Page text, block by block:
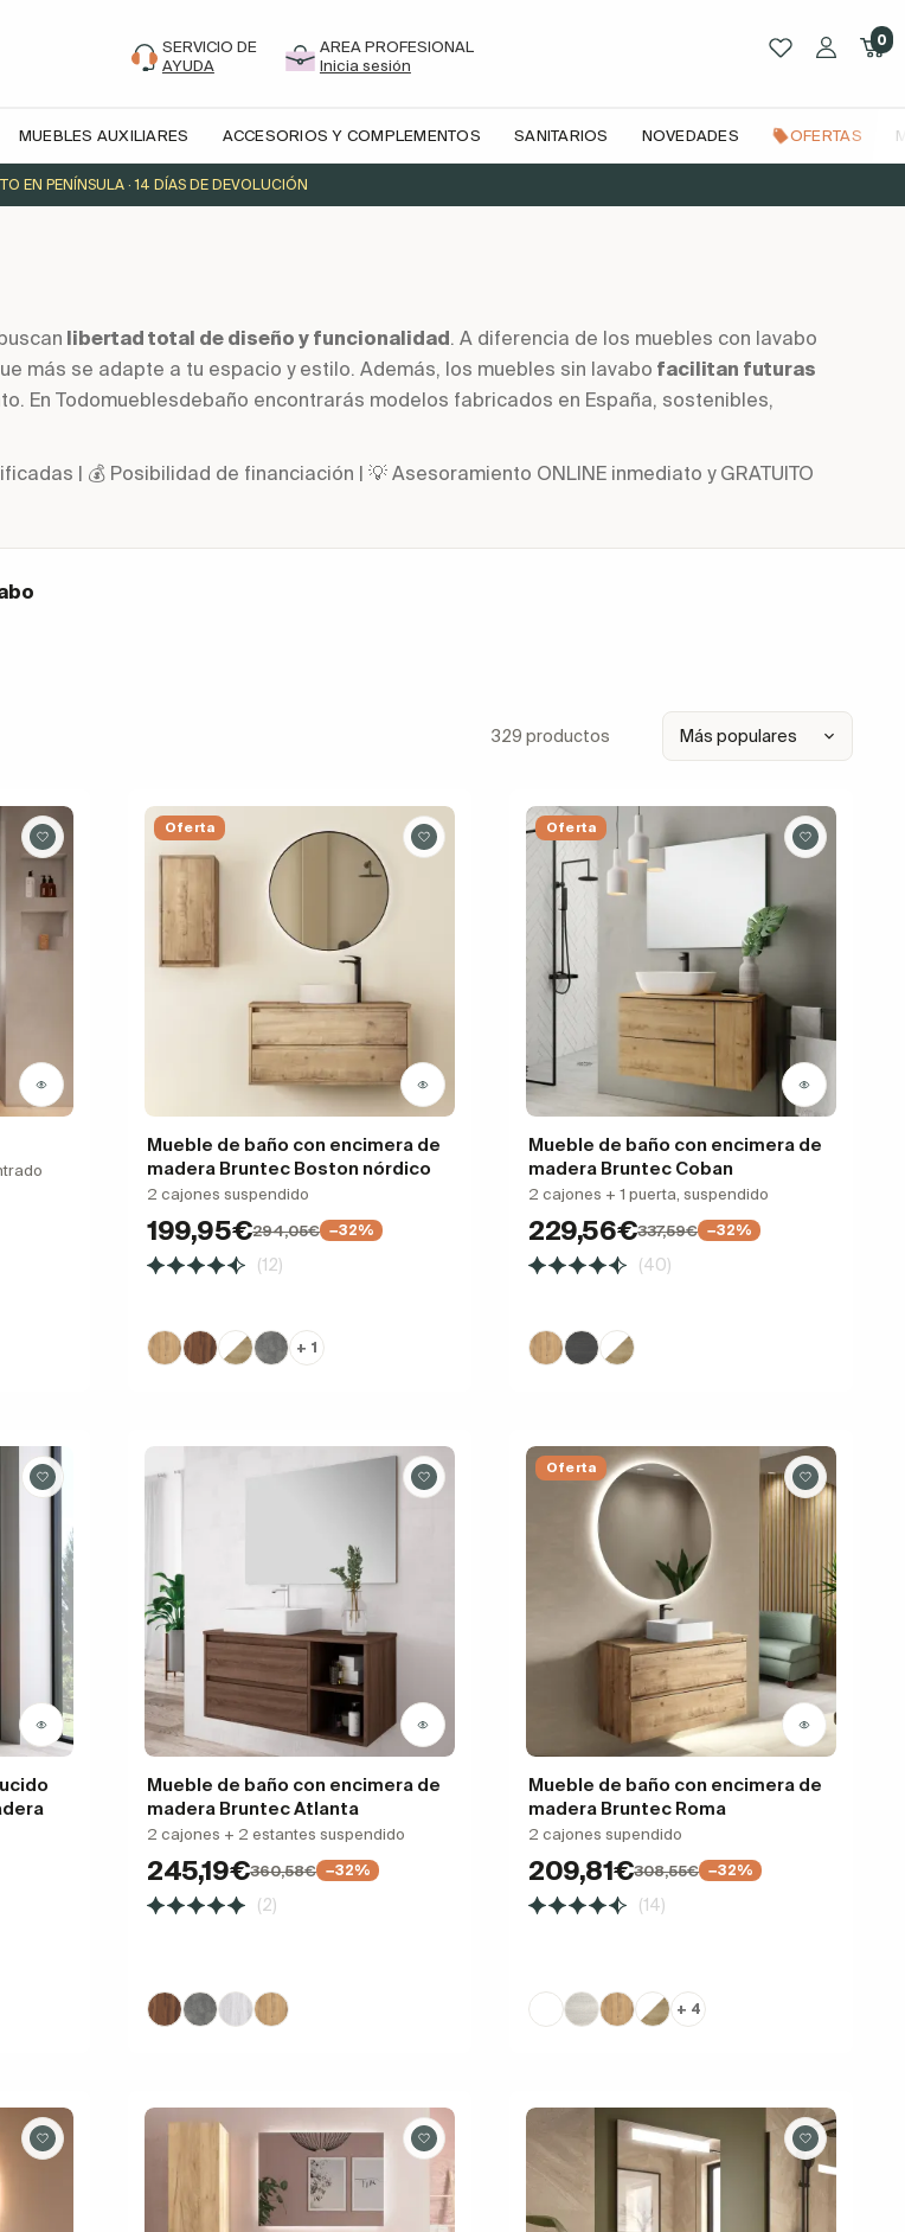
SERVICIO DE
AYUDA
AREA PROFESIONAL
Inicia sesión
0
MUEBLES AUXILIARES ACCESORIOS Y COMPLEMENTOS SANITARIOS NOVEDADES OFERTAS
EN PENÍNSULA · 14 DÍAS DE DEVOLUCIÓN
libertad total de diseño y funcionalidad. A diferencia de los muebles con lavabo
más se adapte a tu espacio y estilo. Además, los muebles sin lavabo facilitan futuras
En Todomueblesdebaño encontrarás modelos fabricados en España, sostenibles,
| 💰 Posibilidad de financiación | 💡 Asesoramiento ONLINE inmediato y GRATUITO
329 productos
Oferta
Mueble de baño con encimera de
madera Bruntec Boston nórdico
2 cajones suspendido
199,95€294,05€ −32%
(12)
+ 1
Oferta
Mueble de baño con encimera de
madera Bruntec Coban
2 cajones + 1 puerta, suspendido
229,56€337,59€ −32%
(40)
Mueble de baño con encimera de
madera Bruntec Atlanta
2 cajones + 2 estantes suspendido
245,19€360,58€ −32%
(2)
Oferta
Mueble de baño con encimera de
madera Bruntec Roma
2 cajones supendido
209,81€308,55€ −32%
(14)
+ 4